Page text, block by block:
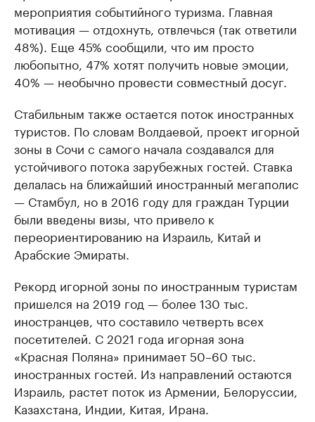
мероприятия событийного туризма. Главная
мотивация — отдохнуть, отвлечься (так ответили
48%). Еще 45% сообщили, что им просто
любопытно, 47% хотят получить новые эмоции,
40% — необычно провести совместный досуг.
Стабильным также остается поток иностранных
туристов. По словам Волдаевой, проект игорной
зоны в Сочи с самого начала создавался для
устойчивого потока зарубежных гостей. Ставка
делалась на ближайший иностранный мегаполис
— Стамбул, но в 2016 году для граждан Турции
были введены визы, что привело к
переориентированию на Израиль, Китай и
Арабские Эмираты.
Рекорд игорной зоны по иностранным туристам
пришелся на 2019 год — более 130 тыс.
иностранцев, что составило четверть всех
посетителей. С 2021 года игорная зона
«Красная Поляна» принимает 50–60 тыс.
иностранных гостей. Из направлений остаются
Израиль, растет поток из Армении, Белоруссии,
Казахстана, Индии, Китая, Ирана.